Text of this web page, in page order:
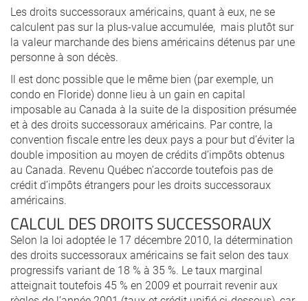
Les droits successoraux américains, quant à eux, ne se
calculent pas sur la plus-value accumulée, mais plutôt sur
la valeur marchande des biens américains détenus par une
personne à son décès.
Il est donc possible que le même bien (par exemple, un
condo en Floride) donne lieu à un gain en capital
imposable au Canada à la suite de la disposition présumée
et à des droits successoraux américains. Par contre, la
convention fiscale entre les deux pays a pour but d’éviter la
double imposition au moyen de crédits d’impôts obtenus
au Canada. Revenu Québec n’accorde toutefois pas de
crédit d’impôts étrangers pour les droits successoraux
américains.
CALCUL DES DROITS SUCCESSORAUX
Selon la loi adoptée le 17 décembre 2010, la détermination
des droits successoraux américains se fait selon des taux
progressifs variant de 18 % à 35 %. Le taux marginal
atteignait toutefois 45 % en 2009 et pourrait revenir aux